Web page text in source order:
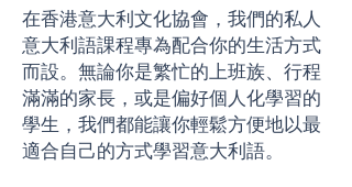
在香港意大利文化協會，我們的私人
意大利語課程專為配合你的生活方式
而設。無論你是繁忙的上班族、行程
滿滿的家長，或是偏好個人化學習的
學生，我們都能讓你輕鬆方便地以最
適合自己的方式學習意大利語。